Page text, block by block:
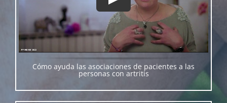
Cómo ayuda las asociaciones de pacientes a las
personas con artritis